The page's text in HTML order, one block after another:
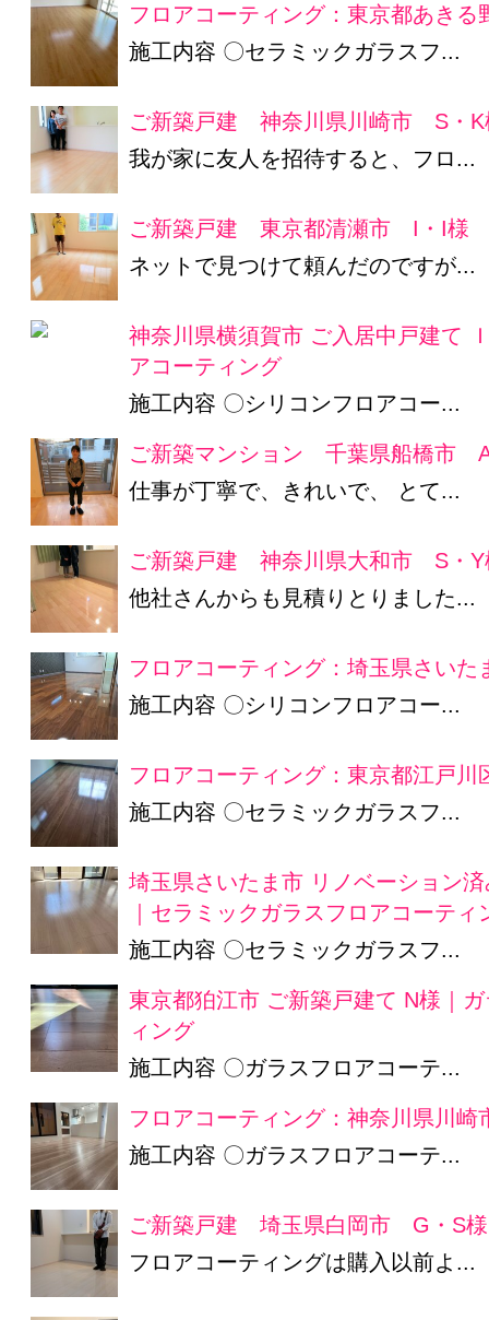
フロアコーティング：東京都あきる
施工内容 〇セラミックガラスフ...
ご新築戸建 神奈川県川崎市 S・K
我が家に友人を招待すると、フロ...
ご新築戸建 東京都清瀬市 I・I様
ネットで見つけて頼んだのですが...
神奈川県横須賀市 ご入居中戸建て
アコーティング
施工内容 〇シリコンフロアコー...
ご新築マンション 千葉県船橋市
仕事が丁寧で、きれいで、 とて...
ご新築戸建 神奈川県大和市 S・Y
他社さんからも見積りとりました...
フロアコーティング：埼玉県さいた
施工内容 〇シリコンフロアコー...
フロアコーティング：東京都江戸川
施工内容 〇セラミックガラスフ...
埼玉県さいたま市 リノベーション
｜セラミックガラスフロアコーティ
施工内容 〇セラミックガラスフ...
東京都狛江市 ご新築戸建て N様｜
ィング
施工内容 〇ガラスフロアコーテ...
フロアコーティング：神奈川県川崎
施工内容 〇ガラスフロアコーテ...
ご新築戸建 埼玉県白岡市 G・S様
フロアコーティングは購入以前よ...